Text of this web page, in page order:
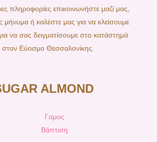
πληροφορίες επικοινωνήστε μαζί μας,
μήνυμα ή καλέστε μας για να κλείσουμε
να σας δειγματίσουμε στο κατάστημά
στον Εύοσμο Θεσσαλονίκης.
ALMOND
Γαμος
Βάπτιση